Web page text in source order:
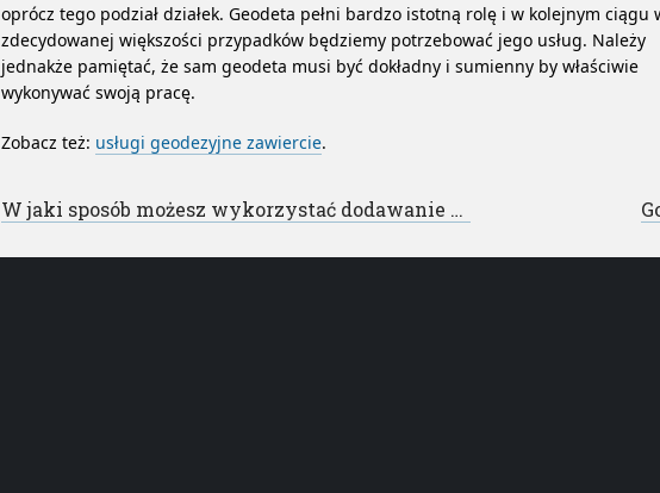
oprócz tego podział działek. Geodeta pełni bardzo istotną rolę i w kolejnym ciągu
zdecydowanej większości przypadków będziemy potrzebować jego usług. Należy
jednakże pamiętać, że sam geodeta musi być dokładny i sumienny by właściwie
wykonywać swoją pracę.
Zobacz też: usługi geodezyjne zawiercie.
Post navigation
←
W jaki sposób możesz wykorzystać dodawanie wpisów presell w celu reklamy własnej strony internetowej?